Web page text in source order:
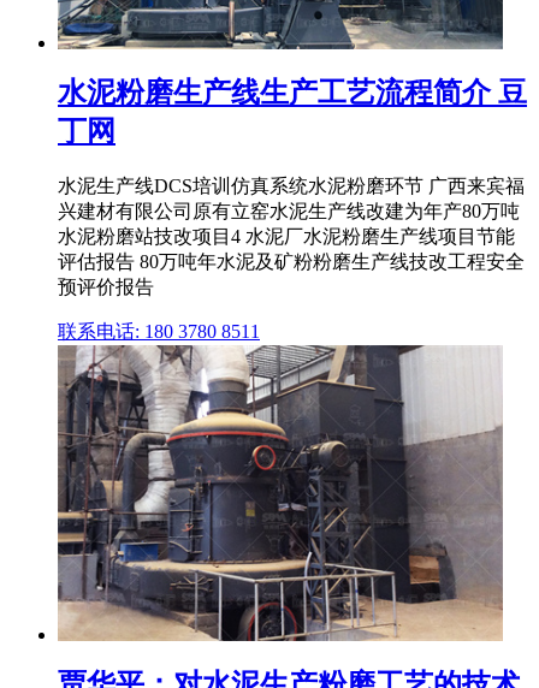
水泥粉磨生产线生产工艺流程简介 豆
丁网
水泥生产线DCS培训仿真系统水泥粉磨环节 广西来宾福
兴建材有限公司原有立窑水泥生产线改建为年产80万吨
水泥粉磨站技改项目4 水泥厂水泥粉磨生产线项目节能
评估报告 80万吨年水泥及矿粉粉磨生产线技改工程安全
预评价报告
联系电话: 180 3780 8511